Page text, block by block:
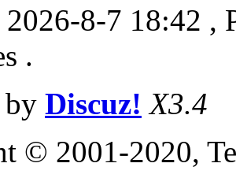
8-7 18:42 ,
.
by Discuz! X3.4
© 2001-2020,